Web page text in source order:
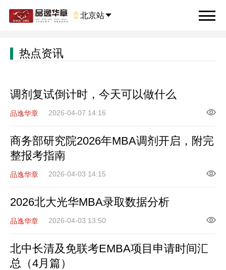
 北京站
热点资讯
调剂复试倒计时，今天可以做什么
品逸华章 2026-04-07 14:16
商务部研究院2026年MBA调剂开启，附完
整报考指南
品逸华章 2026-04-03 14:15
2026北大光华MBA录取数据分析
品逸华章 2026-04-03 13:50
北中长清及免联考EMBA项目申请时间汇
总（4月篇）